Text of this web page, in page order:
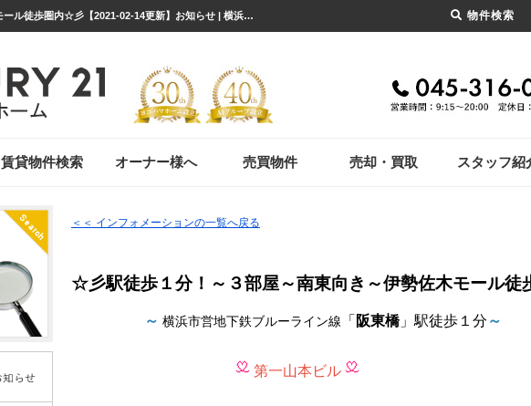
☆彡「阪東橋」駅徒歩１分！～３部屋～南東向き～伊勢佐木モール徒歩圏内☆彡【2021-02-14更新】お知らせ | 横浜市の賃貸のことならセンチュリー21ヨコハマホーム
賃貸物件検索 オーナー様へ 売買物件 売却・買取 スタッフ紹
＜＜ インフォメーションの一覧へ戻る
☆彡駅徒歩１分！～３部屋～南東向き～伊勢佐木モール
～ 横浜市営地下鉄ブルーライン線 「 阪東橋」駅徒歩１分 ～
第一山本ビル
物件検索